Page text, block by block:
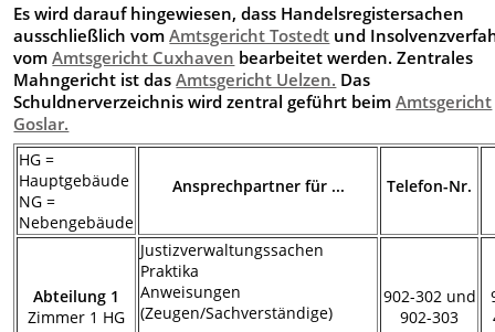
Es wird darauf hingewiesen, dass Handelsregistersachen
ausschließlich vomAmtsgericht Tostedt und
vomAmtsgericht Cuxhaven bearbeitet werden. Zentrales
Mahngericht ist dasAmtsgericht Uelzen. Das
Schuldnerverzeichnis wird zentral geführt beimAmtsgericht
Goslar.
HG =
Hauptgebäude
NG =
Nebengebäude
Ansprechpartner für ... Telefon-Nr.
Abteilung 1
Zimmer 1 HG
Justizverwaltungssachen
Praktika
Anweisungen
(Zeugen/Sachverständige)
902-302 und
902-303